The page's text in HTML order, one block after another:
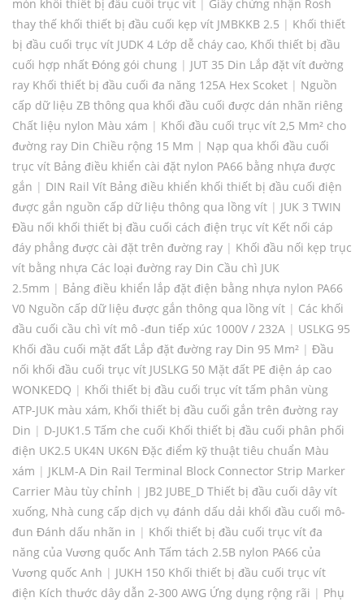
mòn khối thiết bị đầu cuối trục vít
Giấy chứng nhận Rosh
thay thế khối thiết bị đầu cuối kẹp vít JMBKKB 2.5 | Khối thiết
bị đầu cuối trục vít JUDK 4 Lớp dễ cháy cao, Khối thiết bị đầu
cuối hợp nhất Đóng gói chung | JUT 35 Din Lắp đặt vít đường
ray Khối thiết bị đầu cuối đa năng 125A Hex Scoket | Nguồn
cấp dữ liệu ZB thông qua khối đầu cuối được dán nhãn riêng
Chất liệu nylon Màu xám | Khối đầu cuối trục vít 2,5 Mm² cho
đường ray Din Chiều rộng 15 Mm | Nạp qua khối đầu cuối
trục vít Bảng điều khiển cài đặt nylon PA66 bằng nhựa được
gắn | DIN Rail Vít Bảng điều khiển khối thiết bị đầu cuối điện
được gắn nguồn cấp dữ liệu thông qua lồng vít | JUK 3 TWIN
Đầu nối khối thiết bị đầu cuối cách điện trục vít Kết nối cáp
đáy phẳng được cài đặt trên đường ray | Khối đầu nối kẹp trục
vít bằng nhựa Các loại đường ray Din Cầu chì JUK
2.5mm | Bảng điều khiển lắp đặt điện bằng nhựa nylon PA66
V0 Nguồn cấp dữ liệu được gắn thông qua lồng vít | Các khối
đầu cuối cầu chì vít mô -đun tiếp xúc 1000V / 232A | USLKG 95
Khối đầu cuối mặt đất Lắp đặt đường ray Din 95 Mm² | Đầu
nối khối đầu cuối trục vít JUSLKG 50 Mặt đất PE điện áp cao
WONKEDQ | Khối thiết bị đầu cuối trục vít tấm phân vùng
ATP-JUK màu xám, Khối thiết bị đầu cuối gắn trên đường ray
Din | D-JUK1.5 Tấm che cuối Khối thiết bị đầu cuối phân phối
điện UK2.5 UK4N UK6N Đặc điểm kỹ thuật tiêu chuẩn Màu
xám | JKLM-A Din Rail Terminal Block Connector Strip Marker
Carrier Màu tùy chỉnh | JB2 JUBE_D Thiết bị đầu cuối dây vít
xuống, Nhà cung cấp dịch vụ đánh dấu dải khối đầu cuối mô-
đun Đánh dấu nhãn in | Khối thiết bị đầu cuối trục vít đa
năng của Vương quốc Anh Tấm tách 2.5B nylon PA66 của
Vương quốc Anh | JUKH 150 Khối thiết bị đầu cuối trục vít
điện Kích thước dây dẫn 2-300 AWG Ứng dụng rộng rãi | Phụ